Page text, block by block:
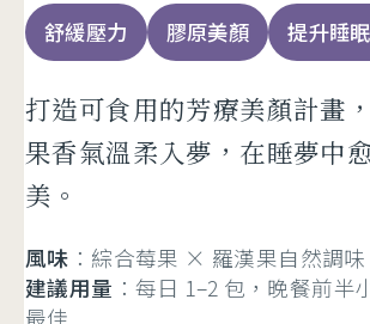
舒緩壓力 膠原美顏 提升睡
打造可食用的芳療美顏計畫
果香氣溫柔入夢，在睡夢中
美。
風味 ：綜合莓果 × 羅漢果自然調
建議用量 ：每日 1–2 包，晚餐前半
最佳